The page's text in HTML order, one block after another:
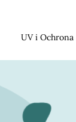
UV i Ochrona